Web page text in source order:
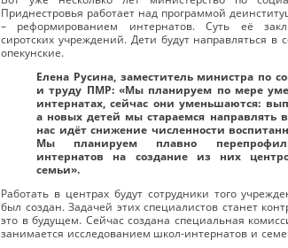
Приднестровья работает над программой
– реформированием интернатов. Суть её
сиротских учреждений. Дети будут направляться в
опекунские.
Елена Русина, заместитель министра по
и труду ПМР: «Мы планируем по мере
интернатах, сейчас они уменьшаются:
а новых детей мы стараемся направлять
нас идёт снижение численности
Мы планируем плавно
интернатов на создание из них
семьи».
Работать в центрах будут сотрудники того
был создан. Задачей этих специалистов станет
это в будущем. Сейчас создана специальная
занимается исследованием школ-интернатов и